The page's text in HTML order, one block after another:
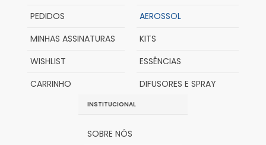
PEDIDOS
MINHAS ASSINATURAS
WISHLIST
CARRINHO
AEROSSOL
KITS
ESSÊNCIAS
DIFUSORES E SPRAY
INSTITUCIONAL
SOBRE NÓS